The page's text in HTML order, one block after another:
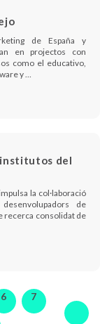
de España y
en projectos con
como el educativo,
y …
institutos del
la col·laboració
de
recerca consolidat de
6 7